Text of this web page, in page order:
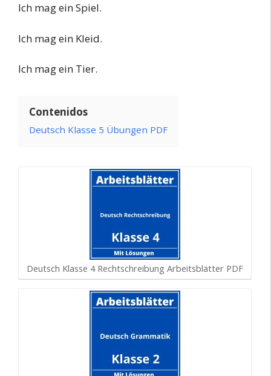
Ich mag ein Spiel.
Ich mag ein Kleid.
Ich mag ein Tier.
Contenidos
Deutsch Klasse 5 Übungen PDF
Deutsch Klasse 4 Rechtschreibung Arbeitsblätter PDF